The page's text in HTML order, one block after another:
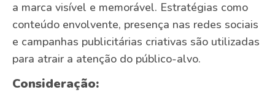
a marca visível e memorável. Estratégias como
conteúdo envolvente, presença nas redes sociais
e campanhas publicitárias criativas são utilizadas
para atrair a atenção do público-alvo.
Consideração: